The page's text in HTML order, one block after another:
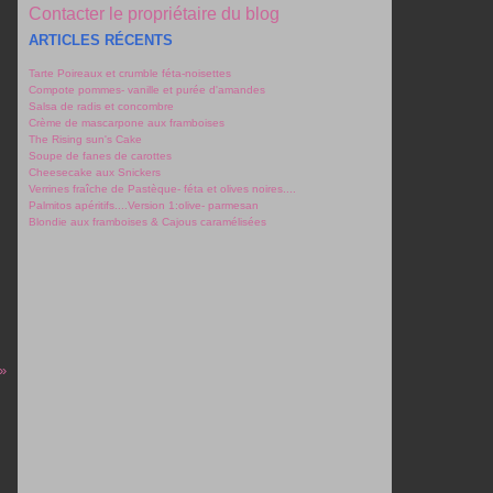
Contacter le propriétaire du blog
ARTICLES RÉCENTS
Tarte Poireaux et crumble féta-noisettes
Compote pommes- vanille et purée d'amandes
Salsa de radis et concombre
Crème de mascarpone aux framboises
The Rising sun's Cake
Soupe de fanes de carottes
Cheesecake aux Snickers
Verrines fraîche de Pastèque- féta et olives noires....
Palmitos apéritifs....Version 1:olive- parmesan
Blondie aux framboises & Cajous caramélisées